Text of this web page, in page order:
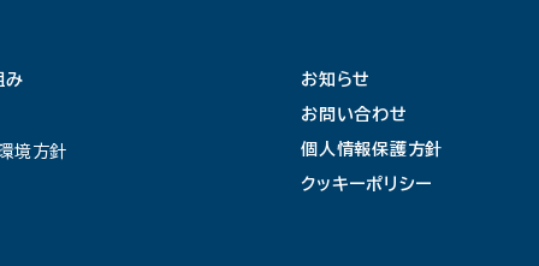
み
境方針
お知らせ
お問い合わせ
個人情報保護方針
クッキーポリシー